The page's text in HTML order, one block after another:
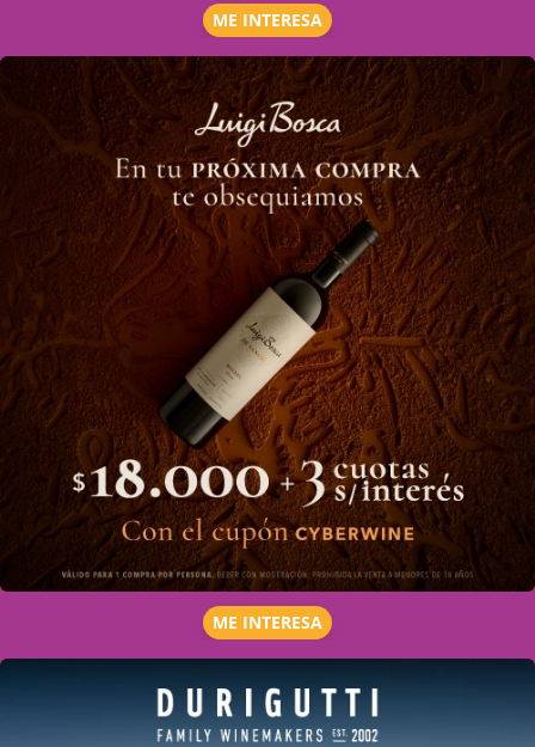
ME INTERESA
ME INTERESA